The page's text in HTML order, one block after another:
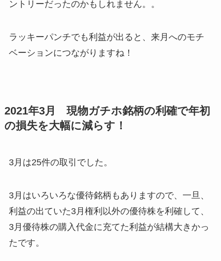
ントリーだったのかもしれません。。
ラッキーパンチでも利益が出ると、来月へのモチ
ベーションにつながりますね！
2021年3月 現物ガチホ銘柄の利確で年初
の損失を大幅に減らす！
3月は25件の取引でした。
3月はいろいろな優待銘柄もありますので、一旦、
利益の出ていた3月権利以外の優待株を利確して、
3月優待株の購入代金に充てた利益が結構大きかっ
たです。